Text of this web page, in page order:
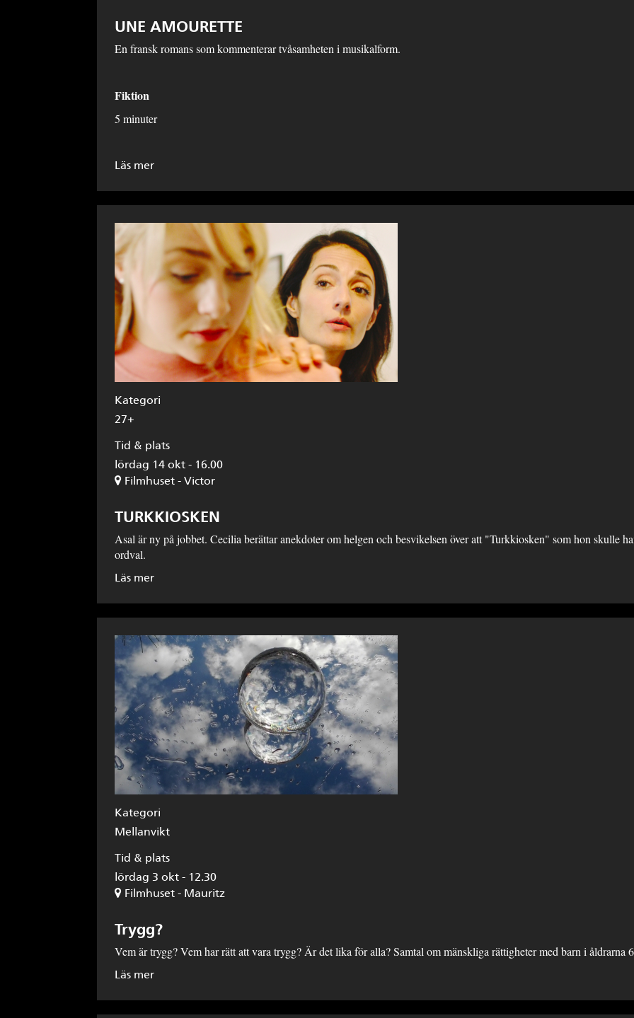
UNE AMOURETTE
En fransk romans som kommenterar tvåsamheten i musikalform.
Fiktion
5 minuter
Läs mer
Kategori
27+
Tid & plats
lördag 14 okt - 16.00
Filmhuset - Victor
TURKKIOSKEN
Asal är ny på jobbet. Cecilia berättar anekdoter om helgen och besvikelsen över att "Turkkiosken" som hon skulle
ordval.
Läs mer
Kategori
Mellanvikt
Tid & plats
lördag 3 okt - 12.30
Filmhuset - Mauritz
Trygg?
Vem är trygg? Vem har rätt att vara trygg? Är det lika för alla? Samtal om mänskliga rättigheter med barn i åldrarna
Läs mer